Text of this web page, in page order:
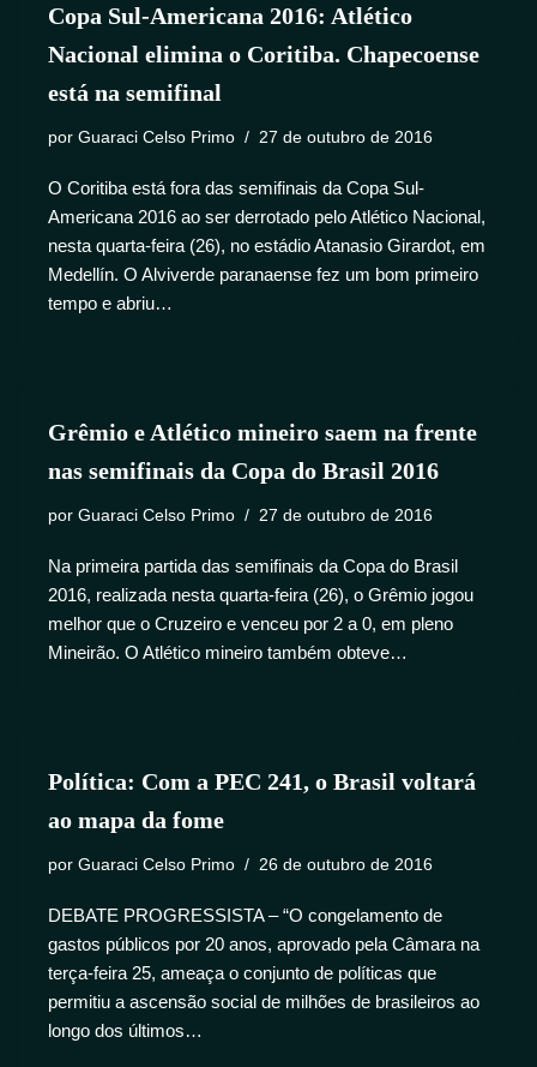
Copa Sul-Americana 2016: Atlético
Nacional elimina o Coritiba. Chapecoense
está na semifinal
por Guaraci Celso Primo 27 de outubro de 2016
O Coritiba está fora das semifinais da Copa Sul-
Americana 2016 ao ser derrotado pelo Atlético Nacional,
nesta quarta-feira (26), no estádio Atanasio Girardot, em
Medellín. O Alviverde paranaense fez um bom primeiro
tempo e abriu…
Grêmio e Atlético mineiro saem na frente
nas semifinais da Copa do Brasil 2016
por Guaraci Celso Primo 27 de outubro de 2016
Na primeira partida das semifinais da Copa do Brasil
2016, realizada nesta quarta-feira (26), o Grêmio jogou
melhor que o Cruzeiro e venceu por 2 a 0, em pleno
Mineirão. O Atlético mineiro também obteve…
Política: Com a PEC 241, o Brasil voltará
ao mapa da fome
por Guaraci Celso Primo 26 de outubro de 2016
DEBATE PROGRESSISTA – “O congelamento de
gastos públicos por 20 anos, aprovado pela Câmara na
terça-feira 25, ameaça o conjunto de políticas que
permitiu a ascensão social de milhões de brasileiros ao
longo dos últimos…